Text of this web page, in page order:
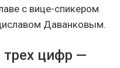
с вице-спикером
Даванковым.
трех цифр —